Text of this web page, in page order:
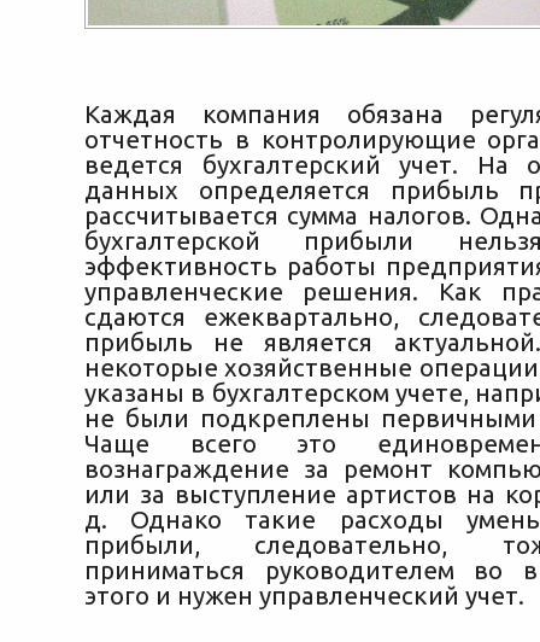
Каждая компания обязана
отчетность в контролирующие
ведется бухгалтерский учет. На
данных определяется прибыль
рассчитывается сумма налогов.
бухгалтерской прибыли
эффективность работы
управленческие решения. Как
сдаются ежеквартально,
прибыль не является
некоторые хозяйственные
указаны в бухгалтерском учете,
не были подкреплены первичными
Чаще всего это
вознаграждение за ремонт
или за выступление артистов на
д. Однако такие расходы
прибыли, следовательно,
приниматься руководителем во
этого и нужен управленческий учет.